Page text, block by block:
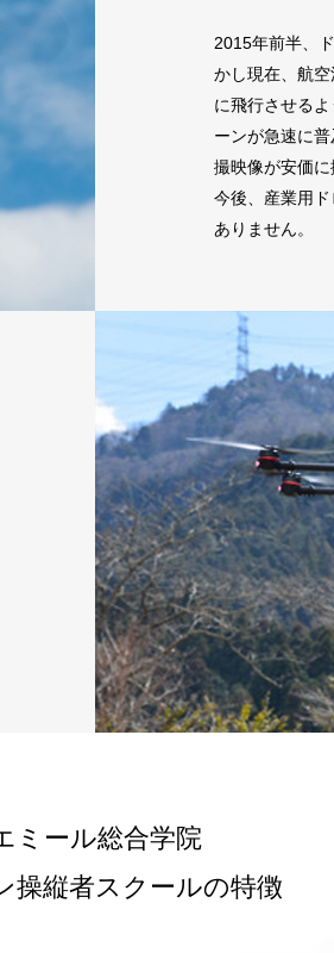
2015年前半、
かし現在、航
に飛行させる
ーンが急速に
撮映像が安価に
今後、産業用
ありません。
ミール総合学院
操縦者スクールの特徴